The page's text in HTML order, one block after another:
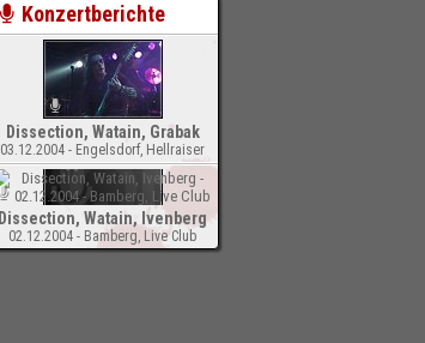
Konzertberichte
Dissection, Watain, Grabak
03.12.2004 - Engelsdorf, Hellraiser
Dissection, Watain, Ivenberg
02.12.2004 - Bamberg, Live Club